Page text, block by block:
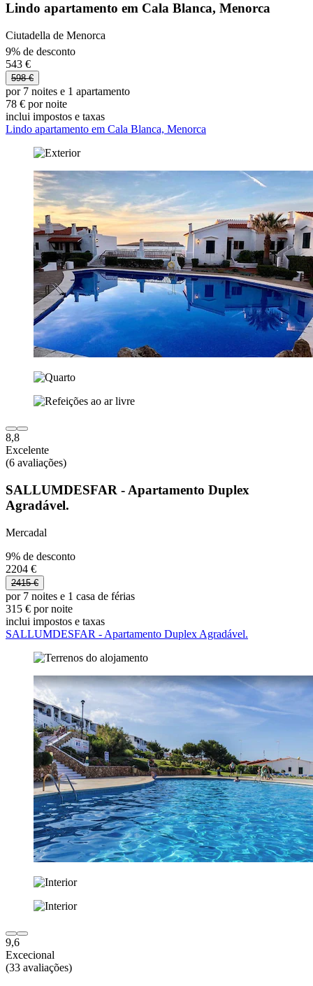
Lindo apartamento em Cala Blanca, Menorca
Ciutadella de Menorca
9% de desconto
543 €
598 €
por 7 noites e 1 apartamento
78 € por noite
inclui impostos e taxas
Lindo apartamento em Cala Blanca, Menorca
8,8
Excelente
(6 avaliações)
SALLUMDESFAR - Apartamento Duplex
Agradável.
Mercadal
9% de desconto
2204 €
2415 €
por 7 noites e 1 casa de férias
315 € por noite
inclui impostos e taxas
SALLUMDESFAR - Apartamento Duplex Agradável.
9,6
Excecional
(33 avaliações)